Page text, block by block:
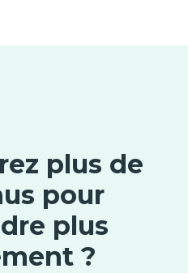
plus de
pour
plus
?